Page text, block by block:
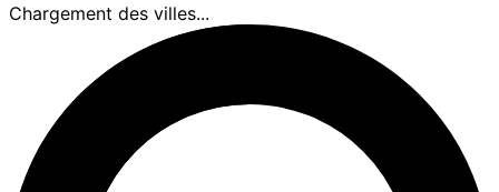
Chargement des villes...